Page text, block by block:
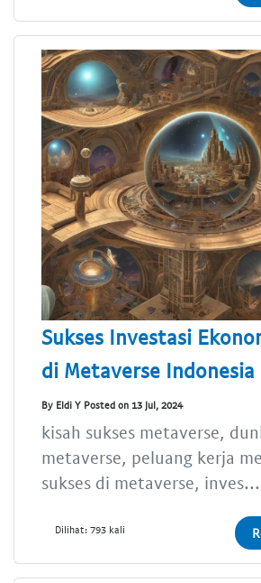
Sukses Investasi
di Metaverse Indonesia
By Eldi Y Posted on 13 Jul, 2024
kisah sukses metaverse,
metaverse, peluang kerja
sukses di metaverse, inves...
Dilihat: 793 kali